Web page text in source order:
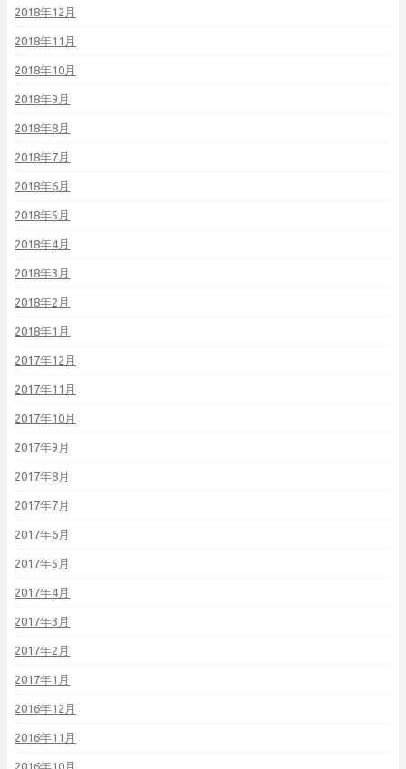
2018年12月
2018年11月
2018年10月
2018年9月
2018年8月
2018年7月
2018年6月
2018年5月
2018年4月
2018年3月
2018年2月
2018年1月
2017年12月
2017年11月
2017年10月
2017年9月
2017年8月
2017年7月
2017年6月
2017年5月
2017年4月
2017年3月
2017年2月
2017年1月
2016年12月
2016年11月
2016年10月